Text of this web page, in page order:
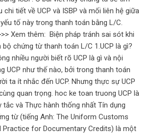
chi tiết về UCP và ISBP và mối liên hệ giữa
tố này trong thanh toán bằng L/C.
Xem thêm: Biện pháp tránh sai sót khi
bộ chứng từ thanh toán L/C 1.UCP là gì?
nhiều người biết rõ UCP là gì và nội
UCP như thế nào, bởi trong thanh toán
ta ít nhắc đến UCP. Nhưng thực sự UCP
quan trọng. hoc ke toan truong UCP là
tắc và Thực hành thống nhất Tín dụng
từ (tiếng Anh: The Uniform Customs
Practice for Documentary Credits) là một